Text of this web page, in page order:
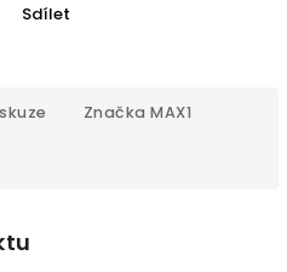
Sdílet
Značka MAX1